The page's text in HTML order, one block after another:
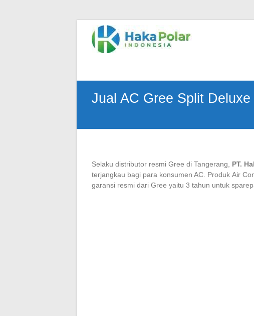
content
Telp
:
IG
Jual AC Gree Split
Selaku distributor resmi Gree di Tangerang, PT.
terjangkau bagi para konsumen AC. Produk Air
garansi resmi dari Gree yaitu 3 tahun untuk